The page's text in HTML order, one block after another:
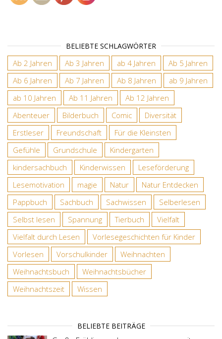
BELIEBTE SCHLAGWÖRTER
Ab 2 Jahren Ab 3 Jahren ab 4 Jahren
Ab 5 Jahren
Ab 6 Jahren
Ab 7 Jahren Ab 8 Jahren
ab 9 Jahren
ab 10 Jahren
Ab 11 Jahren
Ab 12 Jahren
Abenteuer
Bilderbuch Comic
Diversität
Erstleser
Freundschaft
Für die Kleinsten
Gefühle
Grundschule
Kindergarten
kindersachbuch
Kinderwissen
Leseförderung
Lesemotivation
magie Natur
Natur Entdecken
Pappbuch
Sachbuch Sachwissen
Selberlesen
Selbst lesen
Spannung Tierbuch
Vielfalt
Vielfalt durch Lesen
Vorlesegeschichten für Kinder
Vorlesen
Vorschulkinder
Weihnachten
Weihnachtsbuch
Weihnachtsbücher
Weihnachtszeit
Wissen
BELIEBTE BEITRÄGE